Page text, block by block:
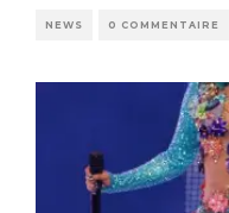
NEWS 0 COMMENTAIRE